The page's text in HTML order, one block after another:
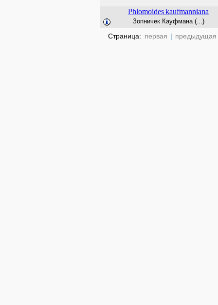
Phlomoideskaufmanniana
Зопничек Кауфмана (...)
Страница: первая | предыдущая